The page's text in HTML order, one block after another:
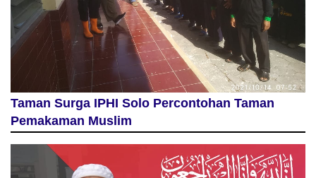
Taman Surga IPHI Solo Percontohan Taman
Pemakaman Muslim